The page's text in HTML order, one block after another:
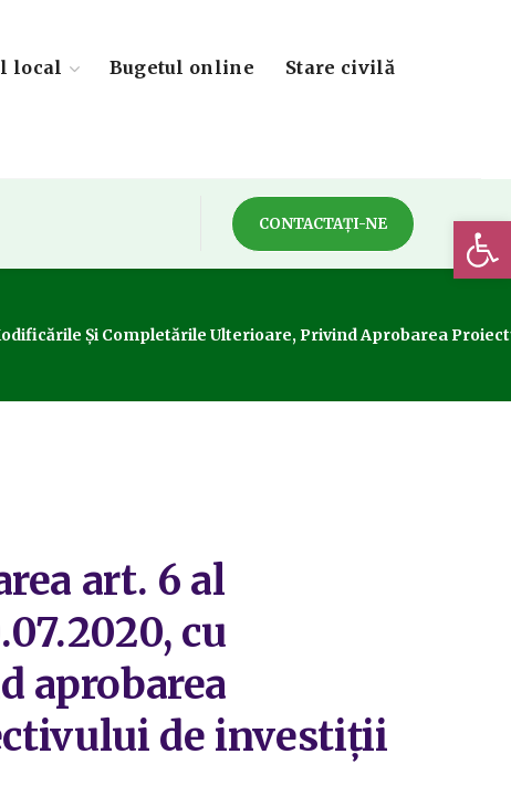
local Bugetul online Stare civilă
CONTACTAȚI-NE
Și Completările Ulterioare, Privind Aprobarea
art. 6 al
cu
aprobarea
de investiții